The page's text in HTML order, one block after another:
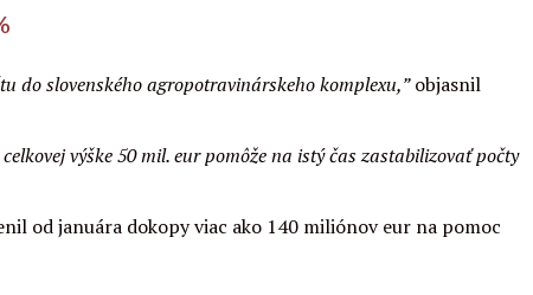
do slovenského agropotravinárskeho komplexu,”objasnil
výške 50 mil. eur pomôže na istý čas zastabilizovať počty
od januára dokopy viac ako 140 miliónov eur na pomoc